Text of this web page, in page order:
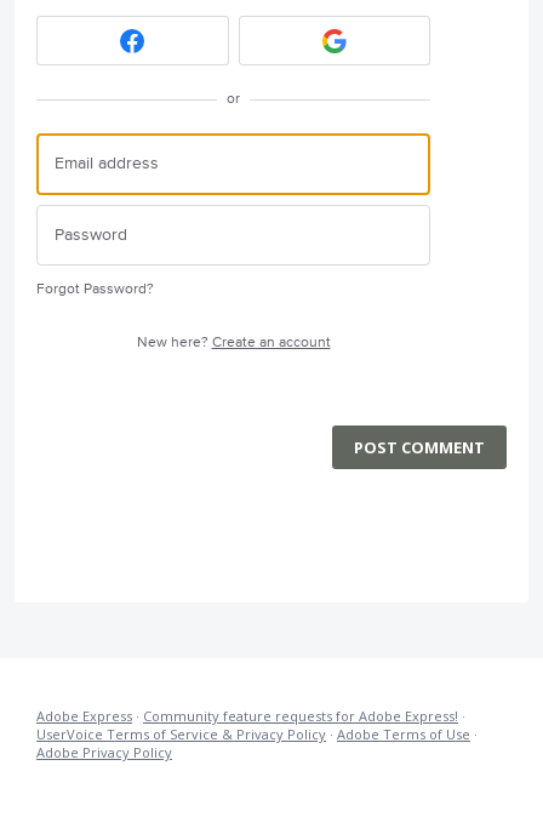
or
Forgot Password?
New here? Create an account
POST COMMENT
Adobe Express · Community feature requests for Adobe Express! ·
UserVoice Terms of Service & Privacy Policy · Adobe Terms of Use ·
Adobe Privacy Policy